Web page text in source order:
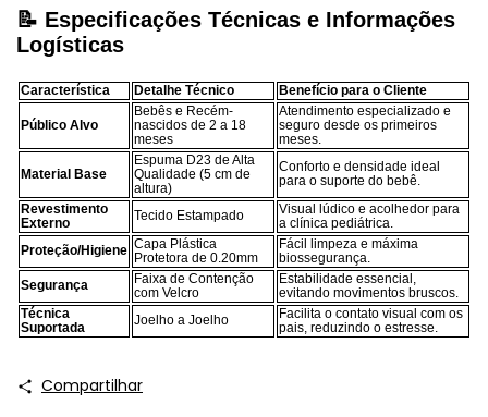
📝 Especificações Técnicas e Informações
Logísticas
Característica Detalhe Técnico Benefício para o Cliente
Público Alvo
Bebês e Recém-
nascidos de 2 a 18
meses
Atendimento especializado e
seguro desde os primeiros
meses.
Material Base
Espuma D23 de Alta
Qualidade (5 cm de
altura)
Conforto e densidade ideal
para o suporte do bebê.
Revestimento
Externo
Tecido Estampado
Visual lúdico e acolhedor para
a clínica pediátrica.
Proteção/Higiene Capa Plástica
Protetora de 0.20mm
Fácil limpeza e máxima
biossegurança.
Segurança
Faixa de Contenção
com Velcro
Estabilidade essencial,
evitando movimentos bruscos.
Técnica
Suportada
Joelho a Joelho
Facilita o contato visual com os
pais, reduzindo o estresse.
Compartilhar